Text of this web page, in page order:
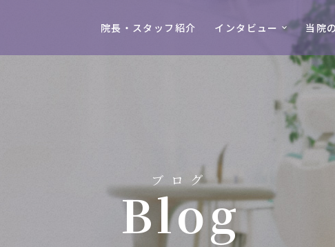
院長・スタッフ紹介 インタビュー 当院
ブログ
Blog